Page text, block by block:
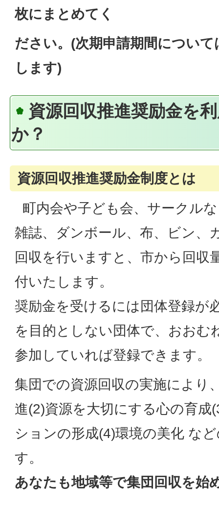
枚にまとめてく
ださい。(次期申請期間につい
します)
資源回収推進奨励金を
か？
資源回収推進奨励金制度とは
町内会や子ども会、サークル
雑誌、ダンボール、布、ビン、
回収を行いますと、市から回収
付いたします。
奨励金を受けるには団体登録が
を目的としない団体で、おおむ
参加していれば登録できます。
集団での資源回収の実施により
進(2)資源を大切にする心の育成
ションの形成(4)環境の美化 な
す。
あなたも地域等で集団回収を始